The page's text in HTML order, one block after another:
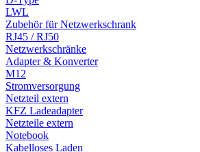
LWL
Zubehör für Netzwerkschrank
RJ45 / RJ50
Netzwerkschränke
Adapter & Konverter
M12
Stromversorgung
Netzteil extern
KFZ Ladeadapter
Netzteile extern
Notebook
Kabelloses Laden